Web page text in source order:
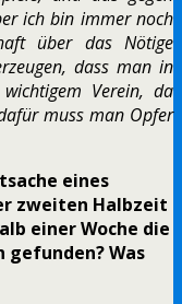
ich bin immer noch
über das Nötige
dass man in
Verein, da
muss man Opfer
eines
zweiten Halbzeit
einer Woche die
Was